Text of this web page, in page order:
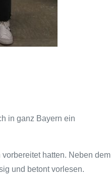
in ganz Bayern ein
hatten. Neben dem
und betont vorlesen.